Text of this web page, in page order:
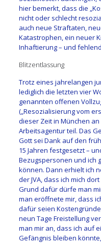
hier bemerkt, dass die
nicht oder schlecht
auch neue Straftaten,
Katastrophen, ein neuer
Inhaftierung – und
Blitzentlassung
Trotz eines jahrelangen
lediglich die letzten vier
genannten offenen
(„Resozialisierung vom
dieser Zeit in München
Arbeitsagentur teil. Das
Gott sei Dank auf den
15 Jahren festgesetzt –
Bezugspersonen und ich
können. Dann erhielt ich
der JVA, dass ich mich
Grund dafür dürfe man
man eröffnete mir, dass
dafür seien
neun Tage Freistellung
man mir an, dass ich auf
Gefängnis bleiben